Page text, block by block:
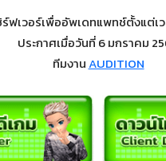
ฟเวอร์เพื่ออัพเดทแพทช์ตั้งแต่เ
ประกาศเมื่อวันที่ 6 มกราคม
ทีมงานAUDITION